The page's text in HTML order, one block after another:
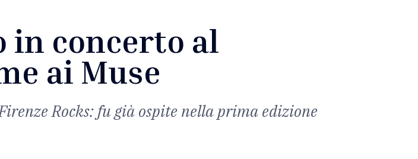
in concerto al
ai Muse
Rocks: fu già ospite nella prima edizione